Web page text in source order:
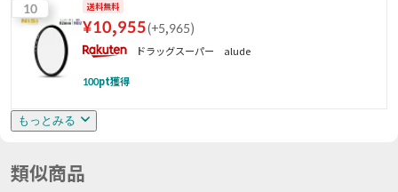
10 送料無料
¥10,955(+5,965)
ドラッグスーパー alude
100pt獲得
もっとみる
類似商品